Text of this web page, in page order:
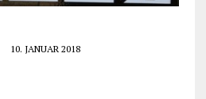
10. JANUAR 2018